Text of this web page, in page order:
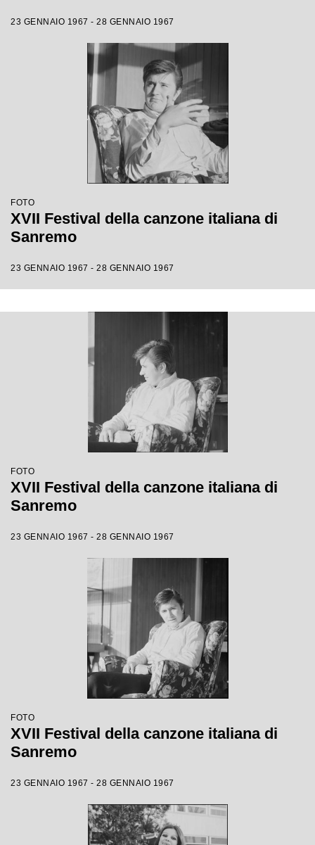
23 GENNAIO 1967 - 28 GENNAIO 1967
FOTO
XVII Festival della canzone italiana di
Sanremo
23 GENNAIO 1967 - 28 GENNAIO 1967
FOTO
XVII Festival della canzone italiana di
Sanremo
23 GENNAIO 1967 - 28 GENNAIO 1967
FOTO
XVII Festival della canzone italiana di
Sanremo
23 GENNAIO 1967 - 28 GENNAIO 1967